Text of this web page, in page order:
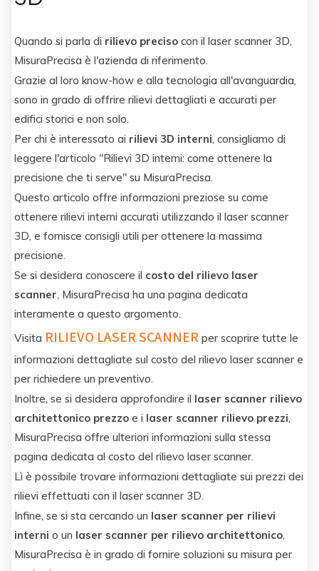
Quando si parla di rilievo preciso con il laser scanner 3D,
MisuraPrecisa è l'azienda di riferimento.
Grazie al loro know-how e alla tecnologia all'avanguardia,
sono in grado di offrire rilievi dettagliati e accurati per
edifici storici e non solo.
Per chi è interessato ai rilievi 3D interni, consigliamo di
leggere l'articolo "Rilievi 3D interni: come ottenere la
precisione che ti serve" su MisuraPrecisa.
Questo articolo offre informazioni preziose su come
ottenere rilievi interni accurati utilizzando il laser scanner
3D, e fornisce consigli utili per ottenere la massima
precisione.
Se si desidera conoscere il costo del rilievo laser
scanner, MisuraPrecisa ha una pagina dedicata
interamente a questo argomento.
Visita RILIEVO LASER SCANNER per scoprire tutte le
informazioni dettagliate sul costo del rilievo laser scanner e
per richiedere un preventivo.
Inoltre, se si desidera approfondire il laser scanner rilievo
architettonico prezzo e i laser scanner rilievo prezzi,
MisuraPrecisa offre ulteriori informazioni sulla stessa
pagina dedicata al costo del rilievo laser scanner.
Lì è possibile trovare informazioni dettagliate sui prezzi dei
rilievi effettuati con il laser scanner 3D.
Infine, se si sta cercando un laser scanner per rilievi
interni o un laser scanner per rilievo architettonico,
MisuraPrecisa è in grado di fornire soluzioni su misura per